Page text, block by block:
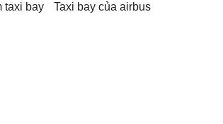
taxi bay
taxi bay của airbus